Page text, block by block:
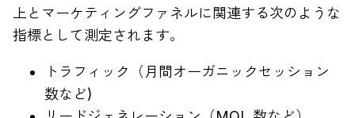
上とマーケティングファネルに関連する次のような
指標として測定されます。
トラフィック（月間オーガニックセッション
数など)